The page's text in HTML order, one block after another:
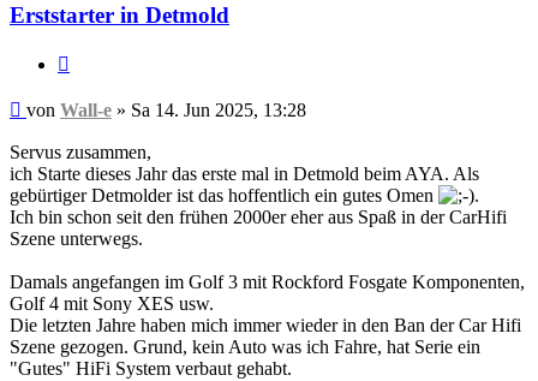
Erststarter in Detmold
Beitrag
von Wall-e » Sa 14. Jun 2025, 13:28
Servus zusammen,
ich Starte dieses Jahr das erste mal in Detmold beim AYA. Als
gebürtiger Detmolder ist das hoffentlich ein gutes Omen
.
Ich bin schon seit den frühen 2000er eher aus Spaß in der CarHifi
Szene unterwegs.
Damals angefangen im Golf 3 mit Rockford Fosgate Komponenten,
Golf 4 mit Sony XES usw.
Die letzten Jahre haben mich immer wieder in den Ban der Car Hifi
Szene gezogen. Grund, kein Auto was ich Fahre, hat Serie ein
"Gutes" HiFi System verbaut gehabt.